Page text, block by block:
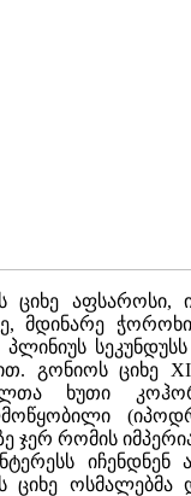
ციხე აფსაროსი,
მდინარე
გონიოს ციხე
ხუთი
ჯერ რომის
იჩენდნენ
ციხე